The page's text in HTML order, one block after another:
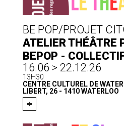
BE POP/PROJET
ATELIER THÉÂTRE
BEPOP -
16.06 > 22.12.26
13H30
CENTRE CULTUREL DE
LIBERT, 26 - 1410 WATERLOO